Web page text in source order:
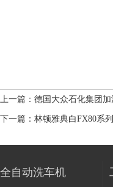
上一篇： 德国大众石化集团
下一篇： 林顿雅典白FX80系
全自动洗车机